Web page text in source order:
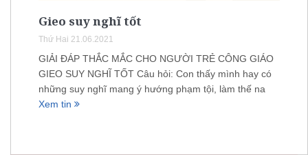
Gieo suy nghĩ tốt
Thứ Hai 21.06.2021
GIẢI ĐÁP THẮC MẮC CHO NGƯỜI TRẺ CÔNG GIÁO
GIEO SUY NGHĨ TỐT Câu hỏi: Con thấy mình hay có
những suy nghĩ mang ý hướng phạm tội, làm thế na
Xem tin